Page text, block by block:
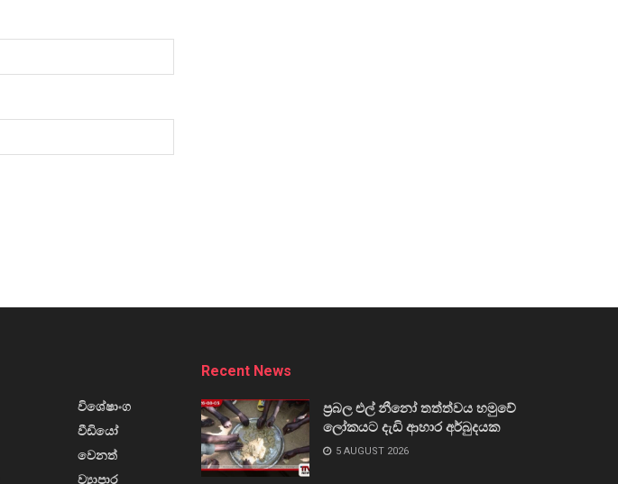
විශේෂාංග
වීඩියෝ
වෙනත්
ව්‍යාපාර
Recent News
ප්‍රබල එල් නීනෝ තත්ත්වය හමුවේ
ලෝකයට දැඩි ආහාර අර්බුදයක
5 AUGUST 2026